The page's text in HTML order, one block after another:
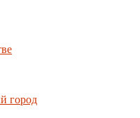
город